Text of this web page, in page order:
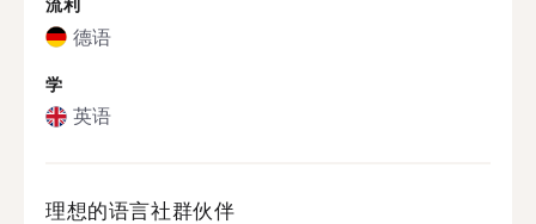
流利
德语
学
英语
理想的语言社群伙伴